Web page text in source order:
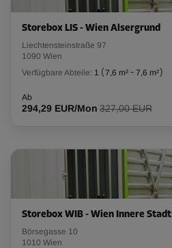
Storebox LIS - Wien Alsergrund
Liechtensteinstraße 97
1090 Wien
Verfügbare Abteile: 1 ( 7,6 m² - 7,6 m²)
Ab
294,29 EUR/Mon 327,00 EUR
Storebox WIB - Wien Innere Stadt
Börsegasse 10
1010 Wien